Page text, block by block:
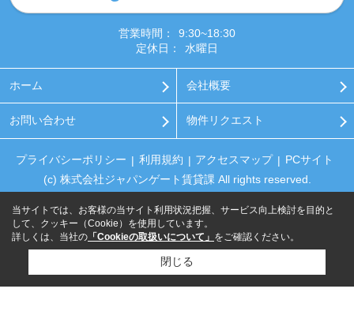
営業時間：
9:30~18:30
定休日：
水曜日
ホーム 会社概要
お問い合わせ 物件リクエスト
プライバシーポリシー 利用規約 アクセスマップ
PCサイト
(c) 株式会社ジャパンゲート賃貸課 All rights reserved.
当サイトでは、お客様の当サイト利用状況把握、サービス向上検討を目的と
して、クッキー（Cookie）を使用しています。
詳しくは、当社の 「Cookieの取扱いについて」 をご確認ください。
閉じる